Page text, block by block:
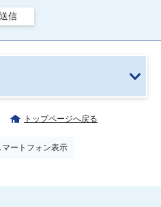
送信
トップページへ戻る
マートフォン表示